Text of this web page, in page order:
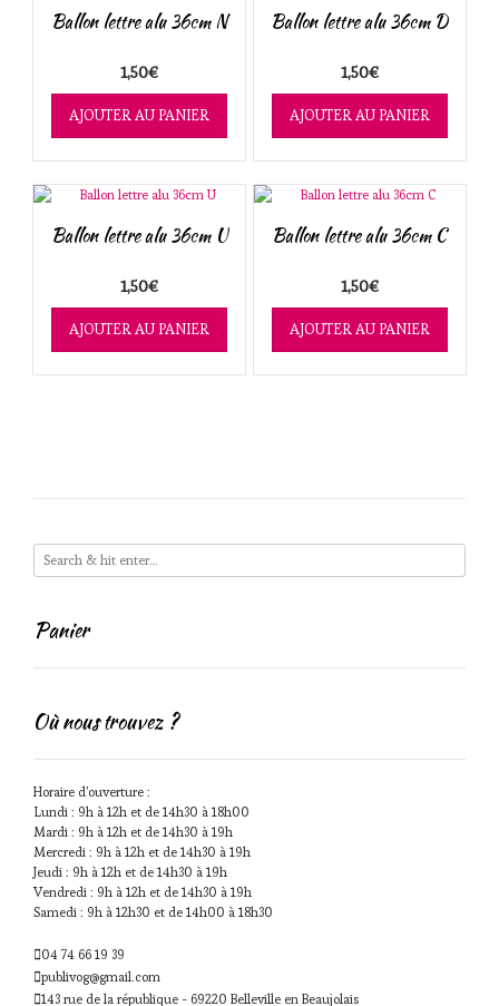
Ballon lettre alu 36cm N
1,50€
AJOUTER AU PANIER
Ballon lettre alu 36cm D
1,50€
AJOUTER AU PANIER
Ballon lettre alu 36cm U
1,50€
AJOUTER AU PANIER
Ballon lettre alu 36cm C
1,50€
AJOUTER AU PANIER
Panier
Où nous trouvez ?
Horaire d'ouverture :
Lundi : 9h à 12h et de 14h30 à 18h00
Mardi : 9h à 12h et de 14h30 à 19h
Mercredi : 9h à 12h et de 14h30 à 19h
Jeudi : 9h à 12h et de 14h30 à 19h
Vendredi : 9h à 12h et de 14h30 à 19h
Samedi : 9h à 12h30 et de 14h00 à 18h30
04 74 66 19 39
publivog@gmail.com
143 rue de la république - 69220 Belleville en Beaujolais